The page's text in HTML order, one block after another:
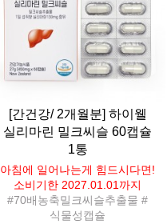
[간건강/ 2개월분] 하이웰
실리마린 밀크씨슬 60캡슐
1통
아침에 일어나는게 힘드시다면!
소비기한 2027.01.01까지
#70배농축밀크씨슬추출물 #
식물성캡슐